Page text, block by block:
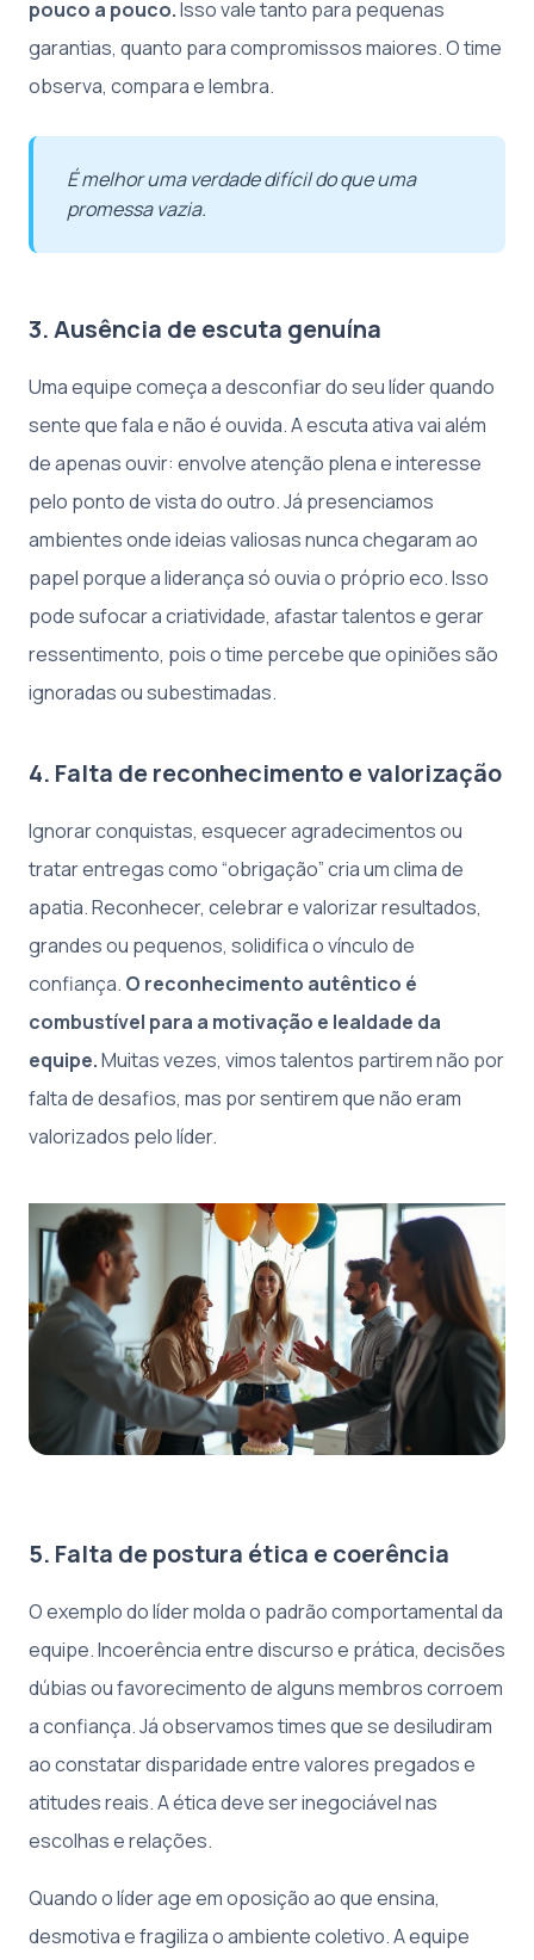
pouco a pouco.Isso vale tanto para pequenas
garantias, quanto para compromissos maiores. O time
observa, compara e lembra.
É melhor uma verdade difícil do que uma
promessa vazia.
3. Ausência de escuta genuína
Uma equipe começa a desconfiar do seu líder quando
sente que fala e não é ouvida. A escuta ativa vai além
de apenas ouvir: envolve atenção plena e interesse
pelo ponto de vista do outro. Já presenciamos
ambientes onde ideias valiosas nunca chegaram ao
papel porque a liderança só ouvia o próprio eco. Isso
pode sufocar a criatividade, afastar talentos e gerar
ressentimento, pois o time percebe que opiniões são
ignoradas ou subestimadas.
4. Falta de reconhecimento e valorização
Ignorar conquistas, esquecer agradecimentos ou
tratar entregas como “obrigação” cria um clima de
apatia. Reconhecer, celebrar e valorizar resultados,
grandes ou pequenos, solidifica o vínculo de
confiança. O reconhecimento autêntico é
combustível para a motivação e lealdade da
equipe.Muitas vezes, vimos talentos partirem não por
falta de desafios, mas por sentirem que não eram
valorizados pelo líder.
5. Falta de postura ética e coerência
O exemplo do líder molda o padrão comportamental da
equipe. Incoerência entre discurso e prática, decisões
dúbias ou favorecimento de alguns membros corroem
a confiança. Já observamos times que se desiludiram
ao constatar disparidade entre valores pregados e
atitudes reais. A ética deve ser inegociável nas
escolhas e relações.
Quando o líder age em oposição ao que ensina,
desmotiva e fragiliza o ambiente coletivo. A equipe